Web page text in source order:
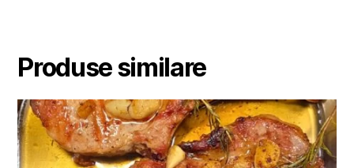
Produse similare